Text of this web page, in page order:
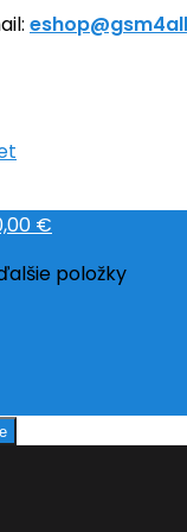
€
položky